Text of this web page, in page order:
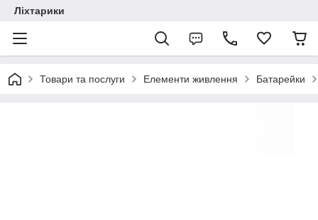
Ліхтарики
Товари та послуги Елементи живлення Батарейки